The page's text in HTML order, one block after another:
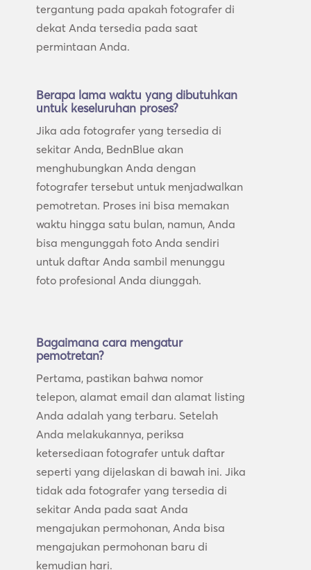
tergantung pada apakah fotografer di
dekat Anda tersedia pada saat
permintaan Anda.
Berapa lama waktu yang dibutuhkan
untuk keseluruhan proses?
Jika ada fotografer yang tersedia di
sekitar Anda, BednBlue akan
menghubungkan Anda dengan
fotografer tersebut untuk menjadwalkan
pemotretan. Proses ini bisa memakan
waktu hingga satu bulan, namun, Anda
bisa mengunggah foto Anda sendiri
untuk daftar Anda sambil menunggu
foto profesional Anda diunggah.
Bagaimana cara mengatur
pemotretan?
Pertama, pastikan bahwa nomor
telepon, alamat email dan alamat listing
Anda adalah yang terbaru. Setelah
Anda melakukannya, periksa
ketersediaan fotografer untuk daftar
seperti yang dijelaskan di bawah ini. Jika
tidak ada fotografer yang tersedia di
sekitar Anda pada saat Anda
mengajukan permohonan, Anda bisa
mengajukan permohonan baru di
kemudian hari.